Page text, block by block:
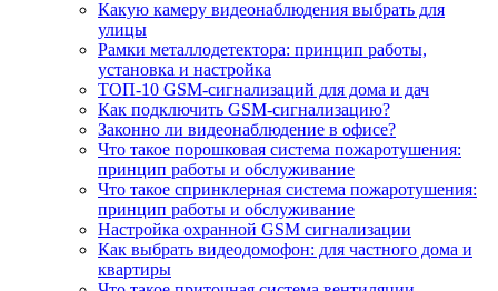
Какую камеру видеонаблюдения выбрать для
улицы
Рамки металлодетектора: принцип работы,
установка и настройка
ТОП-10 GSM-сигнализаций для дома и дач
Как подключить GSM-сигнализацию?
Законно ли видеонаблюдение в офисе?
Что такое порошковая система пожаротушения:
принцип работы и обслуживание
Что такое спринклерная система пожаротушения:
принцип работы и обслуживание
Настройка охранной GSM сигнализации
Как выбрать видеодомофон: для частного дома и
квартиры